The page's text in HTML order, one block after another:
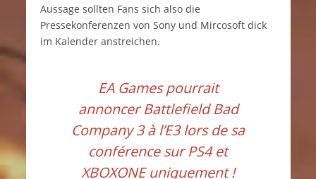
Aussage sollten Fans sich also die
Pressekonferenzen von Sony und Mircosoft dick
im Kalender anstreichen.
EA Games pourrait
annoncer Battlefield Bad
Company 3 à l’E3 lors de sa
conférence sur PS4 et
XBOXONE uniquement !